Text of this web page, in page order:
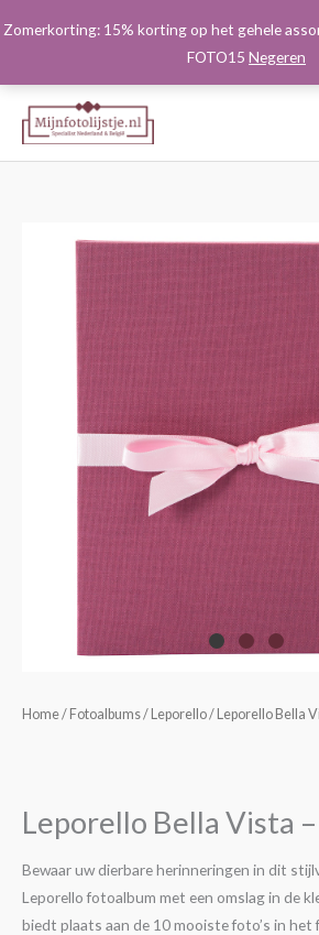
Zomerkorting: 15% korting op het gehele
FOTO15 Negeren
naar
Home/ Fotoalbums/ Leporello/ Leporello Bella
Leporello Bella Vista
Bewaar uw dierbare herinneringen in dit
Leporello fotoalbum met een omslag in de
biedt plaats aan de 10 mooiste foto’s in
Leporello
Fuchsia